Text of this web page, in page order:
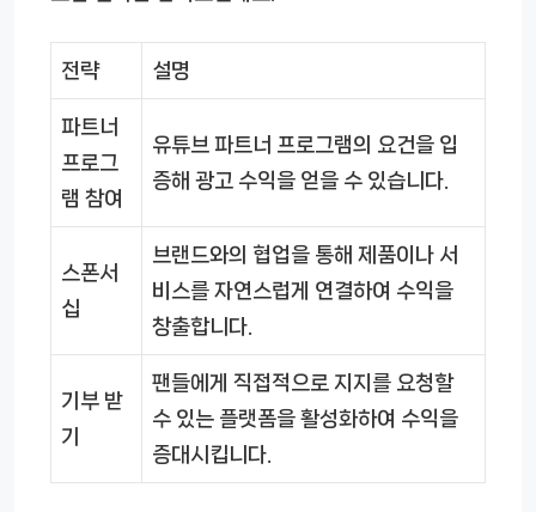
전략 설명
파트너
프로그
램 참여
유튜브 파트너 프로그램의 요건을 입
증해 광고 수익을 얻을 수 있습니다.
스폰서
십
브랜드와의 협업을 통해 제품이나 서
비스를 자연스럽게 연결하여 수익을
창출합니다.
기부 받
기
팬들에게 직접적으로 지지를 요청할
수 있는 플랫폼을 활성화하여 수익을
증대시킵니다.